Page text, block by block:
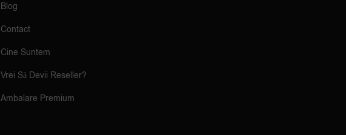
Blog
Contact
Cine Suntem
Vrei Să Devii Reseller?
Ambalare Premium